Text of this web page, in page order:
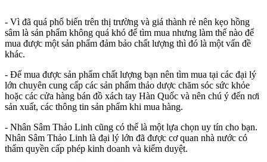
- Vì đã quá phổ biến trên thị trường và giá thành rẻ nên kẹo hồng
sâm là sản phẩm không quá khó để tìm mua nhưng làm thế nào để
mua được một sản phẩm đảm bảo chất lượng thì đó là một vấn đề
khác.
- Để mua được sản phẩm chất lượng bạn nên tìm mua tại các đại lý
lớn chuyên cung cấp các sản phẩm thảo dược chăm sóc sức khỏe
hoặc các cửa hàng bán đồ xách tay Hàn Quốc và nên chú ý đến nơi
sản xuất, các thông tin sản phẩm khi mua hàng.
- Nhân Sâm Thảo Linh cũng có thể là một lựa chọn uy tín cho bạn.
Nhân Sâm Thảo Linh là đại lý lớn đã được cơ quan nhà nước có
thẩm quyền cấp phép kinh doanh và kiểm duyệt.